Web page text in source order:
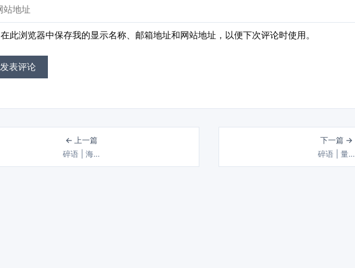
在此浏览器中保存我的显示名称、邮箱地址和网站地址，以便下次评论时使用。
← 上一篇
碎语 | 海…
下一篇 →
碎语 | 量…